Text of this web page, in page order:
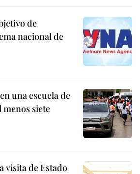
de
nacional de
una escuela de
siete
visita de Estado